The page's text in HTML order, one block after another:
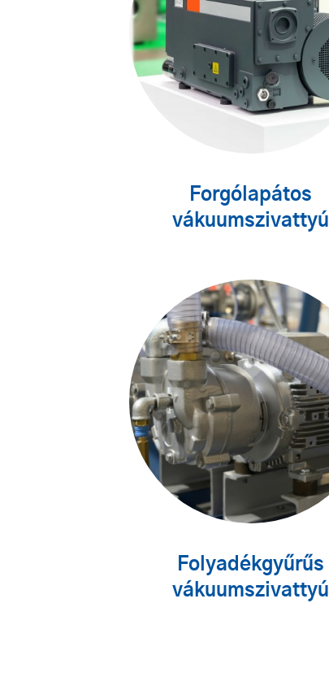
Forgólapátos
vákuumszivattyú
Folyadékgyűrűs
vákuumszivattyú